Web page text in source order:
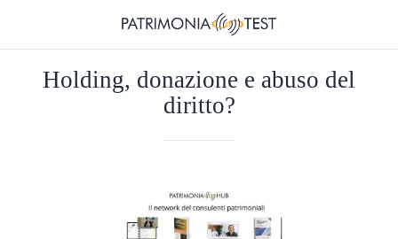
Holding, donazione e abuso del
diritto?